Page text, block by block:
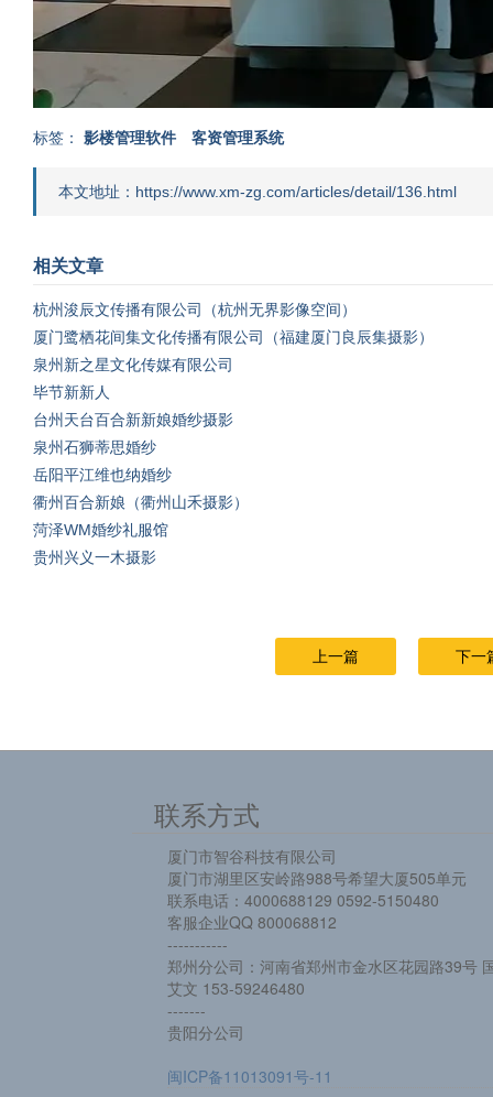
标签： 影楼管理软件 客资管理系统
本文地址：https://www.xm-zg.com/articles/detail/136.html
相关文章
杭州浚辰文传播有限公司（杭州无界影像空间）
厦门鹭栖花间集文化传播有限公司（福建厦门良辰集摄影）
泉州新之星文化传媒有限公司
毕节新新人
台州天台百合新新娘婚纱摄影
泉州石狮蒂思婚纱
岳阳平江维也纳婚纱
衢州百合新娘（衢州山禾摄影）
菏泽WM婚纱礼服馆
贵州兴义一木摄影
上一篇 下一
联系方式
厦门市智谷科技有限公司
厦门市湖里区安岭路988号希望大厦505单元
联系电话：4000688129 0592-5150480
客服企业QQ 800068812
-----------
郑州分公司：河南省郑州市金水区花园路39号
艾文 153-59246480
-------
贵阳分公司
闽ICP备11013091号-11